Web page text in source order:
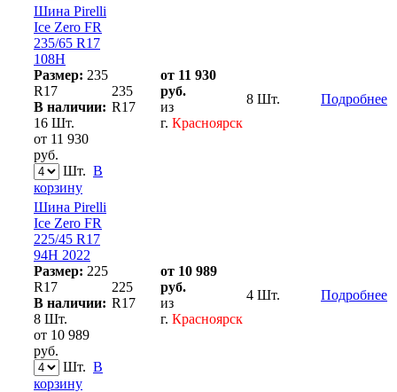
Шина Pirelli
Ice Zero FR
235/65 R17
108H
Размер: 235
R17
В наличии:
16 Шт.
от 11 930
руб.
Шт. В
корзину
235
R17
от 11 930
руб.
из
г. Красноярск
8 Шт. Подробнее
Шина Pirelli
Ice Zero FR
225/45 R17
94H 2022
Размер: 225
R17
В наличии:
8 Шт.
от 10 989
руб.
Шт. В
корзину
225
R17
от 10 989
руб.
из
г. Красноярск
4 Шт. Подробнее